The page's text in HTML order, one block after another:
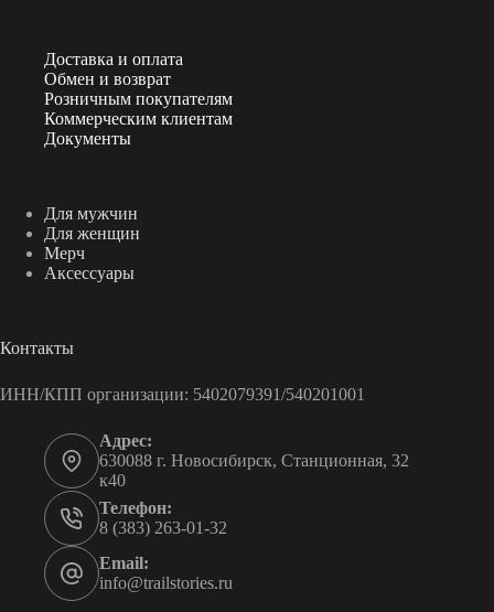
Доставка и оплата
Обмен и возврат
Розничным покупателям
Коммерческим клиентам
Документы
Для мужчин
Для женщин
Мерч
Аксессуары
Контакты
ИНН/КПП организации: 5402079391/540201001
Адрес:
630088 г. Новосибирск, Станционная, 32
к40
Телефон:
8 (383) 263-01-32
Email:
info@trailstories.ru